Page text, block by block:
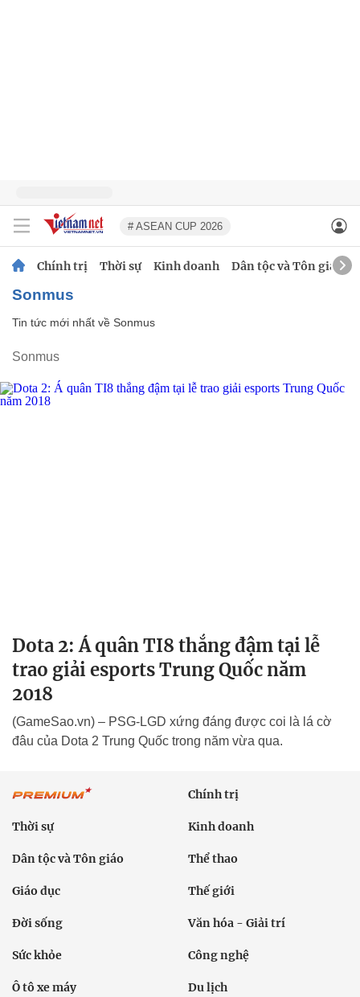
# ASEAN CUP 2026
Chính trị Thời sự Kinh doanh Dân tộc và Tôn giáo
Sonmus
Tin tức mới nhất về Sonmus
Sonmus
Dota 2: Á quân TI8 thắng đậm tại lễ
trao giải esports Trung Quốc năm
2018
(GameSao.vn) – PSG-LGD xứng đáng được coi là lá cờ
đâu của Dota 2 Trung Quốc trong năm vừa qua.
Chính trị
Thời sự Kinh doanh
Dân tộc và Tôn giáo Thể thao
Giáo dục Thế giới
Đời sống Văn hóa - Giải trí
Sức khỏe Công nghệ
Ô tô xe máy Du lịch